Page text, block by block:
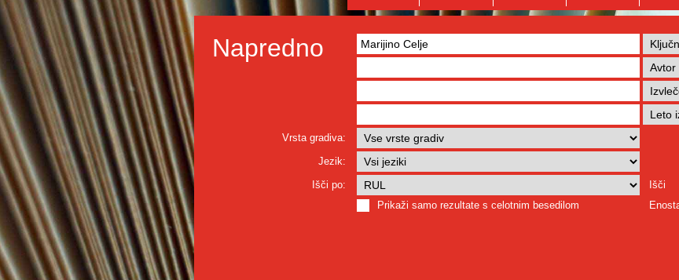
Napredno
Vrsta gradiva:
Jezik:
Išči po:
Išči
Prikaži samo rezultate s celotnim besedilom